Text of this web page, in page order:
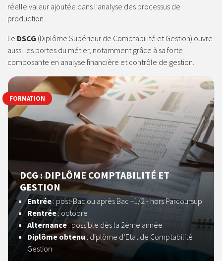
réelle valeur ajoutée dans l'analyse des processus de
production.
Le DSCG (Diplôme Supérieur de Comptabilité et Gestion) ouvre
aussi les portes du métier, notamment grâce à sa forte
composante en analyse financière et contrôle de gestion.
DCG : DIPLÔME COMPTABILITÉ ET
GESTION
Entrée:post-Bac ou après Bac +1/2 - hors Parcoursup
Rentrée: octobre
Alternance: possible dès la 2ème année
Diplôme obtenu : diplôme d’Etat de Comptabilité
Gestion
FORMATION